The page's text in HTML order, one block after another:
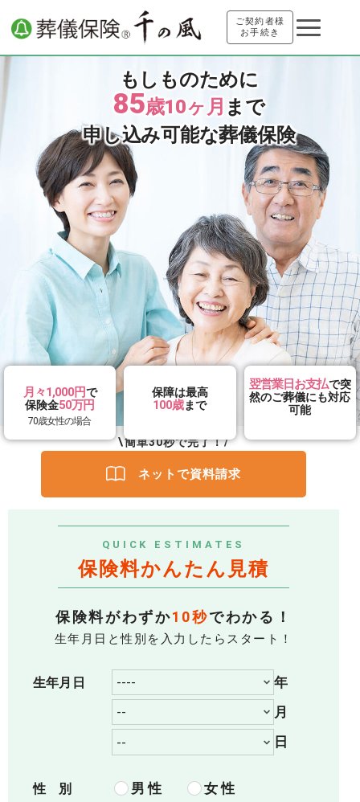
ご契約者様
お手続き
\簡単30秒で完了！/
ネットで資料請求
QUICK ESTIMATES
保険料かんたん見積
保険料がわずか10秒でわかる！
生年月日と性別を入力したらスタート！
生年月日
年
月
日​
性 別 男性 女性
もしものために
85歳10ヶ月 まで
申し込み可能な葬儀保険
月々1,000円で
保険金50万円
70歳女性の場合
保障は最高
100歳 まで
翌営業日お支払で突
然のご葬儀にも対応
可能